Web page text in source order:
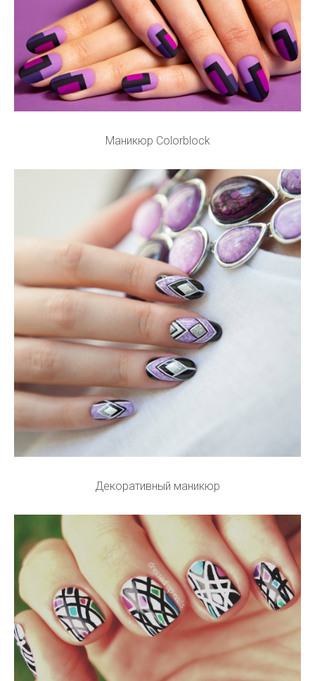
Маникюр Colorblock
Декоративный маникюр